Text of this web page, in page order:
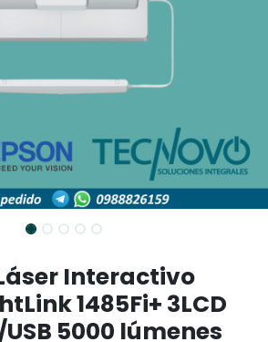
Interactivo
1485Fi+ 3LCD
5000 lúmenes